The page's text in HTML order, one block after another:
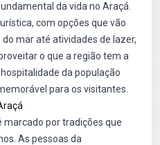
da vida no Araçá.
com opções que vão
mar até atividades de lazer,
o que a região tem a
da população
para os visitantes.
marcado por tradições que
As pessoas da